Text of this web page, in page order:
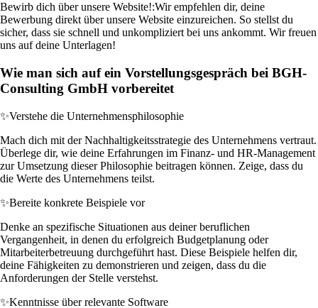
Bewirb dich über unsere Website!:Wir empfehlen dir, deine
Bewerbung direkt über unsere Website einzureichen. So stellst du
sicher, dass sie schnell und unkompliziert bei uns ankommt. Wir freuen
uns auf deine Unterlagen!
Wie man sich auf ein Vorstellungsgespräch bei BGH-
Consulting GmbH vorbereitet
✨Verstehe die Unternehmensphilosophie
Mach dich mit der Nachhaltigkeitsstrategie des Unternehmens vertraut.
Überlege dir, wie deine Erfahrungen im Finanz- und HR-Management
zur Umsetzung dieser Philosophie beitragen können. Zeige, dass du
die Werte des Unternehmens teilst.
✨Bereite konkrete Beispiele vor
Denke an spezifische Situationen aus deiner beruflichen
Vergangenheit, in denen du erfolgreich Budgetplanung oder
Mitarbeiterbetreuung durchgeführt hast. Diese Beispiele helfen dir,
deine Fähigkeiten zu demonstrieren und zeigen, dass du die
Anforderungen der Stelle verstehst.
✨Kenntnisse über relevante Software